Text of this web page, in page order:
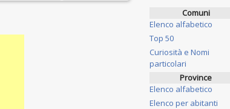
Comuni
Elenco alfabetico
Top 50
Curiosità e Nomi
particolari
Province
Elenco alfabetico
Elenco per abitanti